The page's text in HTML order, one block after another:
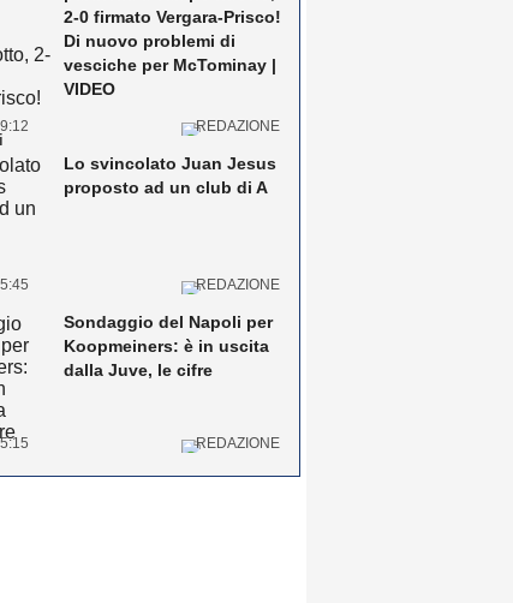
2-0 firmato Vergara-Prisco!
Di nuovo problemi di
vesciche per McTominay |
VIDEO
REDAZIONE
Lo svincolato Juan Jesus
proposto ad un club di A
REDAZIONE
Sondaggio del Napoli per
Koopmeiners: è in uscita
dalla Juve, le cifre
REDAZIONE